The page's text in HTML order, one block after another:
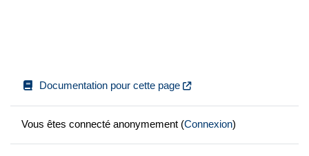
Documentation pour cette page
Vous êtes connecté anonymement (Connexion)